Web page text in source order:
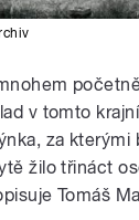
v tomto
za kterými
žilo třináct
Tomáš